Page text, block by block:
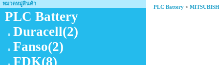
หมวดหมู่สินค้า
PLC Battery
Duracell(2)
Fanso(2)
FDK(8)
PLC Battery >